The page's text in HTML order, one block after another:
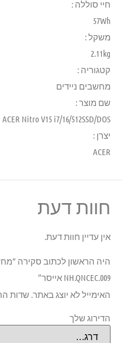
חיי סוללה :
57Wh
משקל :
2.11kg
קטגוריה :
מחשבים ניידים
שם מוצר :
ACER Nitro V15 i7/16/512SSD/DOS
יצרן :
ACER
חוות דעת
אין עדיין חוות דעת.
NH.QNCEC.009 אייסר”
האימייל לא יוצג באתר. שדות
הדירוג שלך